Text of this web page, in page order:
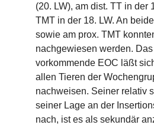
(20. LW), am dist. TT in der
TMT in der 18. LW. An
sowie am prox. TMT
nachgewiesen werden.
vorkommende EOC läßt
allen Tieren der
nachweisen. Seiner relativ
seiner Lage an der
nach, ist es als sekundär